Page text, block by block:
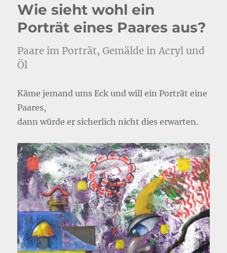
Wie sieht wohl ein
Porträt eines Paares aus?
Paare im Porträt, Gemälde in Acryl und
Öl
Käme jemand ums Eck und will ein Porträt eine
Paares,
dann würde er sicherlich nicht dies erwarten.